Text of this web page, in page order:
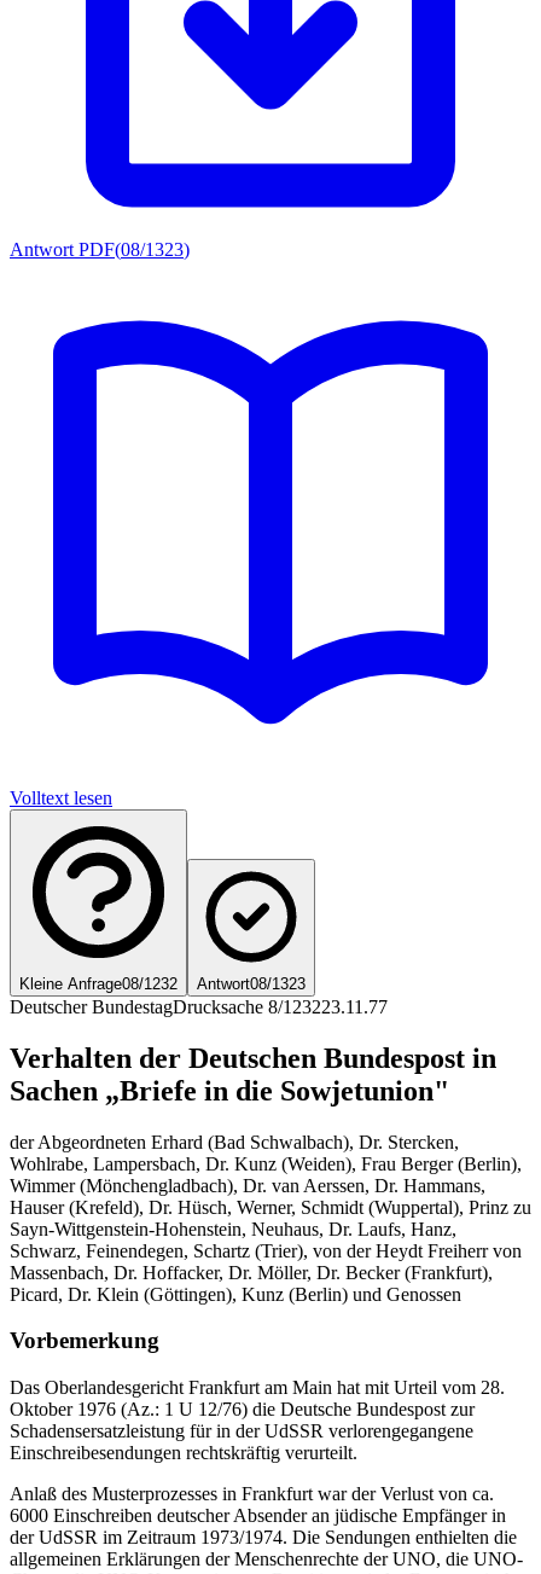
Antwort PDF(08/1323)
Volltext lesen
Kleine Anfrage08/1232 Antwort08/1323
Deutscher BundestagDrucksache 8/123223.11.77
Verhalten der Deutschen Bundespost in
Sachen „Briefe in die Sowjetunion"
der Abgeordneten Erhard (Bad Schwalbach), Dr. Stercken,
Wohlrabe, Lampersbach, Dr. Kunz (Weiden), Frau Berger (Berlin),
Wimmer (Mönchengladbach), Dr. van Aerssen, Dr. Hammans,
Hauser (Krefeld), Dr. Hüsch, Werner, Schmidt (Wuppertal), Prinz zu
Sayn-Wittgenstein-Hohenstein, Neuhaus, Dr. Laufs, Hanz,
Schwarz, Feinendegen, Schartz (Trier), von der Heydt Freiherr von
Massenbach, Dr. Hoffacker, Dr. Möller, Dr. Becker (Frankfurt),
Picard, Dr. Klein (Göttingen), Kunz (Berlin) und Genossen
Vorbemerkung
Das Oberlandesgericht Frankfurt am Main hat mit Urteil vom 28.
Oktober 1976 (Az.: 1 U 12/76) die Deutsche Bundespost zur
Schadensersatzleistung für in der UdSSR verlorengegangene
Einschreibesendungen rechtskräftig verurteilt.
Anlaß des Musterprozesses in Frankfurt war der Verlust von ca.
6000 Einschreiben deutscher Absender an jüdische Empfänger in
der UdSSR im Zeitraum 1973/1974. Die Sendungen enthielten die
allgemeinen Erklärungen der Menschenrechte der UNO, die UNO-